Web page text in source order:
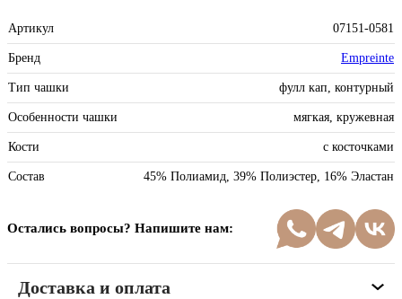
Артикул 07151-0581
Бренд Empreinte
Тип чашки фулл кап, контурный
Особенности чашки мягкая, кружевная
Кости с косточками
Состав 45% Полиамид, 39% Полиэстер, 16% Эластан
Остались вопросы? Напишите нам:
Доставка и оплата